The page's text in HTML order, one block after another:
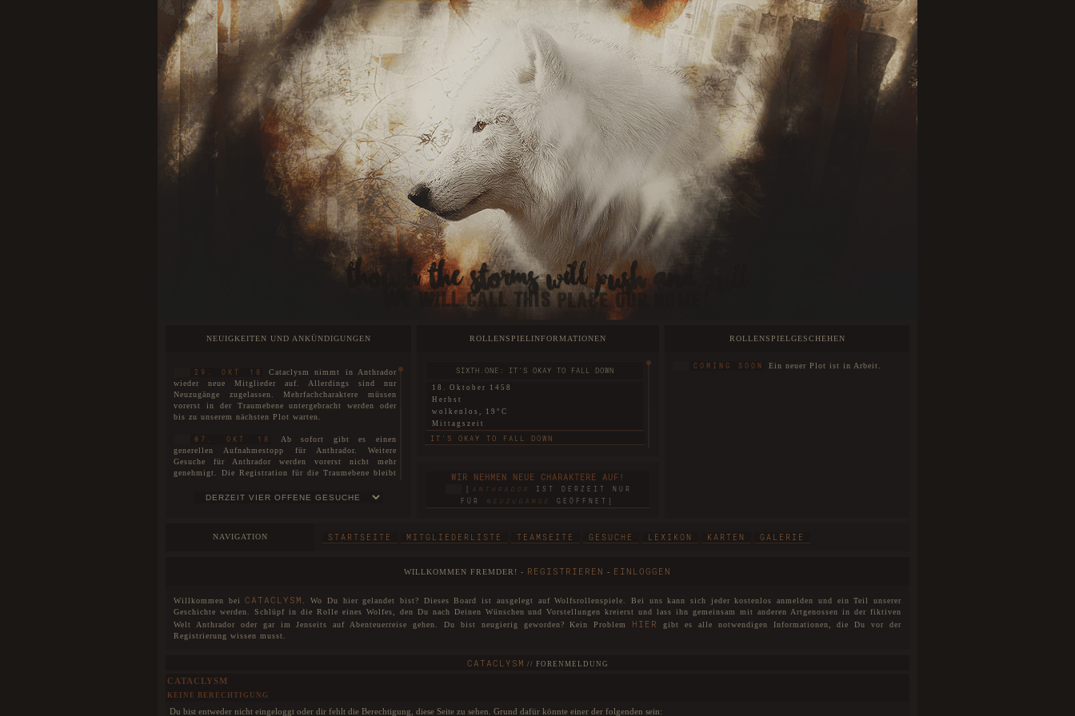
NEUIGKEITEN UND ANKÜNDIGUNGEN ROLLENSPIELINFORMATIONEN ROLLENSPIELGESCHEHEN
29. OKT 18
Cataclysm nimmt in Anthrador
wieder neue Mitglieder auf. Allerdings sind nur
Neuzugänge zugelassen. Mehrfachcharaktere müssen
vorerst in der Traumebene untergebracht werden oder
bis zu unserem nächsten Plot warten.
07. OKT 18
Ab sofort gibt es einen
generellen Aufnahmestopp für Anthrador. Weitere
Gesuche für Anthrador werden vorerst nicht mehr
genehmigt. Die Registration für die Traumebene bleibt
sich auf unsererWARTELISTEeintragen lassen.
neuen Plot wurde unser Aufnahmestopp aufgehoben und
wir begrüßen offiziell unsere Neuzugänge und heißen
25. MAI 18
07. JAN 18 Cataclysm hat nun für Anthrador
eine interaktive Karte. Dies bedeutet, dass ihr euren
SIXTH.ONE: IT'S OKAY TO FALL DOWN
18. Oktober 1458
Herbst
wolkenlos, 19°C
Mittagszeit
IT'S OKAY TO FALL DOWN
nebelig, 6°C
THIS LAND THAT I REMEMBER
wolkenlos, 16°C
Mittagszeit
BEGGARS CAN'T BE CHOOSERS
Abenddämmerung
COMING SOON Ein neuer Plot ist in Arbeit.
WIR NEHMEN NEUE CHARAKTERE AUF!
[ ANTHRADOR
IST DERZEIT NUR
FÜR
NEUZUGÄNGE GEÖFFNET]
NAVIGATION STARTSEITE MITGLIEDERLISTE TEAMSEITE GESUCHE LEXIKON KARTEN GALERIE
WILLKOMMEN FREMDER! - REGISTRIEREN - EINLOGGEN
Willkommen beiCATACLYSM
. Wo Du hier gelandet bist? Dieses Board ist ausgelegt auf Wolfsrollenspiele. Bei uns kann sich jeder kostenlos anmelden und ein Teil unserer
Geschichte werden. Schlüpf in die Rolle eines Wolfes, den Du nach Deinen Wünschen und Vorstellungen kreierst und lass ihn gemeinsam mit anderen Artgenossen in der fiktiven
Welt Anthrador oder gar im Jenseits auf Abenteuerreise gehen. Du bist neugierig geworden? Kein Problem HIER
gibt es alle notwendigen Informationen, die Du vor der
Registrierung wissen musst.
CATACLYSM // FORENMELDUNG
CATACLYSM
KEINE BERECHTIGUNG
Du bist entweder nicht eingeloggt oder dir fehlt die Berechtigung, diese Seite zu sehen. Grund dafür könnte einer der folgenden sein: